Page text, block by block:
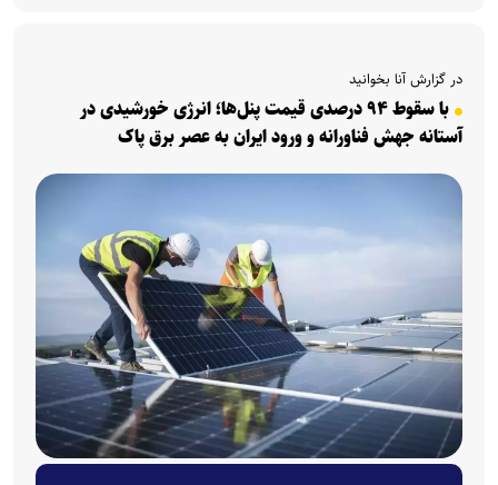
در گزارش آنا بخوانید
با سقوط ۹۴ درصدی قیمت پنل‌ها؛ انرژی خورشیدی در
آستانه جهش فناورانه و ورود ایران به عصر برق پاک